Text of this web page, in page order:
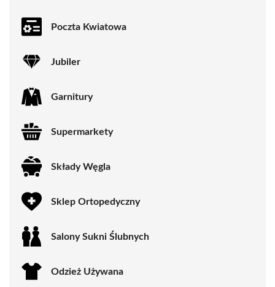
Poczta Kwiatowa
Jubiler
Garnitury
Supermarkety
Składy Węgla
Sklep Ortopedyczny
Salony Sukni Ślubnych
Odzież Używana